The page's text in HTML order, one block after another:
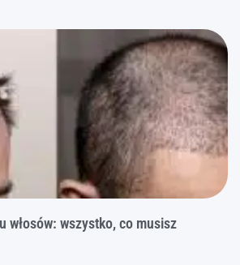
włosów: wszystko, co musisz